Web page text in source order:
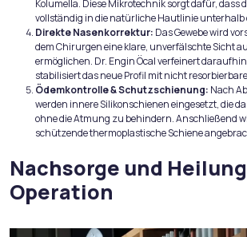
Kolumella. Diese Mikrotechnik sorgt dafür, dass
vollständig in die natürliche Hautlinie unterhalb
Direkte Nasenkorrektur: Das Gewebe wird
dem Chirurgen eine klare, unverfälschte Sicht
ermöglichen. Dr. Engin Öcal verfeinert
stabilisiert das neue Profil mit nicht
Ödemkontrolle & Schutzschienung: Nach
werden innere Silikonschienen eingesetzt, die
ohne die Atmung zu behindern. Anschließend
schützende thermoplastische Schiene
Nachsorge und
Operation